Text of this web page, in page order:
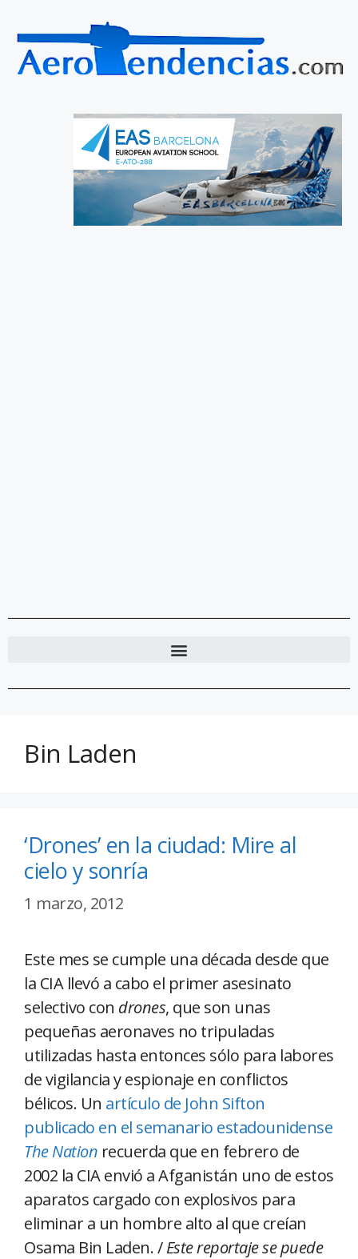
Bin Laden
‘Drones’ en la ciudad: Mire al
cielo y sonría
1 marzo, 2012
Este mes se cumple una década desde que
la CIA llevó a cabo el primer asesinato
selectivo con drones, que son unas
pequeñas aeronaves no tripuladas
utilizadas hasta entonces sólo para labores
de vigilancia y espionaje en conflictos
bélicos. Un artículo de John Sifton
publicado en el semanario estadounidense
The Nation recuerda que en febrero de
2002 la CIA envió a Afganistán uno de estos
aparatos cargado con explosivos para
eliminar a un hombre alto al que creían
Osama Bin Laden. /Este reportaje se puede